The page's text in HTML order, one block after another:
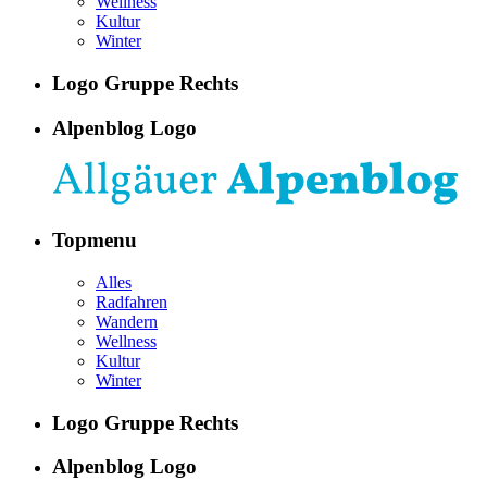
Kultur
Winter
Logo Gruppe Rechts
Alpenblog Logo
Topmenu
Alles
Radfahren
Wandern
Wellness
Kultur
Winter
Logo Gruppe Rechts
Alpenblog Logo